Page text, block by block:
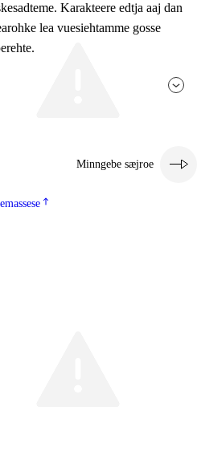
Karakteere edtja aaj dan
lea vuesiehtamme gosse
Minngebe sæjroe